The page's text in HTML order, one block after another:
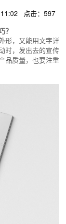
点击： 597
？
形，又能用文字详
时，发出去的宣传
品质量，也要注重